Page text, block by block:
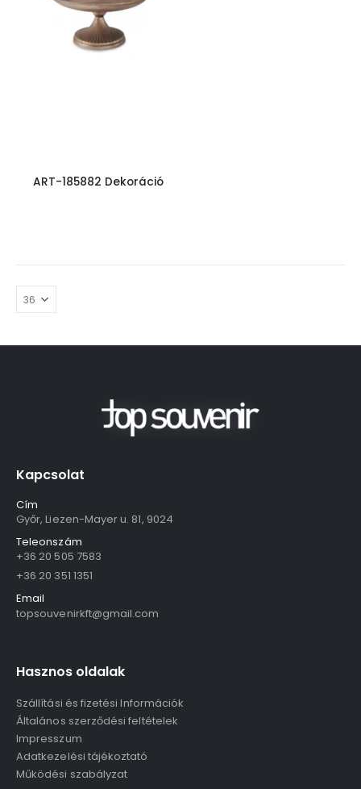
ART-185882 Dekoráció
Kapcsolat
Cím
Győr, Liezen-Mayer u. 81, 9024
Teleonszám
+36 20 505 7583
+36 20 351 1351
Email
topsouvenirkft@gmail.com
Hasznos oldalak
Szállítási és fizetési Információk
Általános szerződési feltételek
Impresszum
Adatkezelési tájékoztató
Működési szabályzat